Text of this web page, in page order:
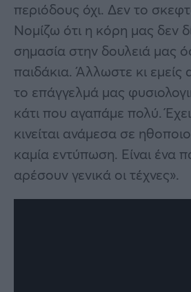
περιόδους όχι. Δεν το
Νομίζω ότι η κόρη μας δεν
σημασία στην δουλειά μας
παιδάκια. Άλλωστε κι εμείς
το επάγγελμά μας
κάτι που αγαπάμε πολύ.
κινείται ανάμεσα σε
καμία εντύπωση. Είναι ένα
αρέσουν γενικά οι τέχνες».